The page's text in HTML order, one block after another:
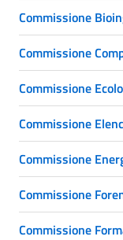
Commissione
Commissione
Commissione
Commissione
Commissione
Commissione
Commissione